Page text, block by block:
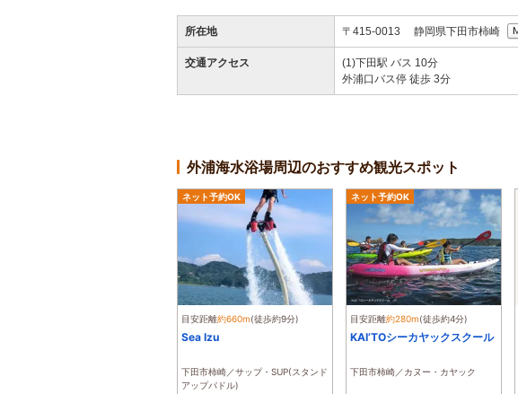
所在地 〒415-0013 静岡県下田市柿崎
交通アクセス
(1)下田駅 バス 10分
外浦口バス停 徒歩 3分
外浦海水浴場周辺のおすすめ観光スポット
ネット予約OK
目安距離約660m(徒歩約9分)
Sea Izu
下田市柿崎／サップ・SUP(スタンド
アップパドル)
ネット予約OK
目安距離約280m(徒歩約4分)
KAI’TOシーカヤックスクール
下田市柿崎／カヌー・カヤック